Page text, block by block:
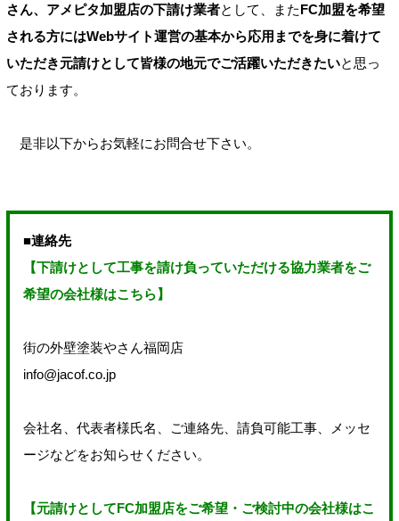
さん、アメピタ加盟店の下請け業者として、またFC加盟を希望
される方にはWebサイト運営の基本から応用までを身に着けて
いただき元請けとして皆様の地元でご活躍いただきたいと思っ
ております。
是非以下からお気軽にお問合せ下さい。
■連絡先
【下請けとして工事を請け負っていただける協力業者をご
希望の会社様はこちら】
街の外壁塗装やさん福岡店
info@jacof.co.jp
会社名、代表者様氏名、ご連絡先、請負可能工事、メッセ
ージなどをお知らせください。
【元請けとしてFC加盟店をご希望・ご検討中の会社様はこ